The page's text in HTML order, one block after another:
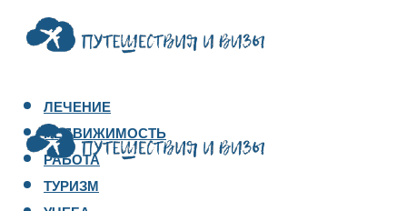
ЛЕЧЕНИЕ
НЕДВИЖИМОСТЬ
РАБОТА
ТУРИЗМ